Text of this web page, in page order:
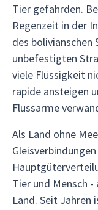
Tier gefährden.
Regenzeit in der
des
unbefestigten
viele Flüssigkeit
rapide ansteigen
Flussarme
Als Land ohne
Tier und Mensch
Land. Seit